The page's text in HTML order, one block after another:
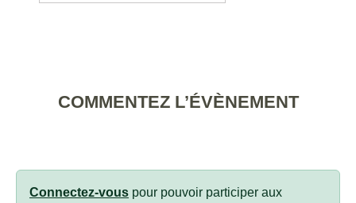
COMMENTEZ L’ÉVÈNEMENT
Connectez-vous pour pouvoir participer aux